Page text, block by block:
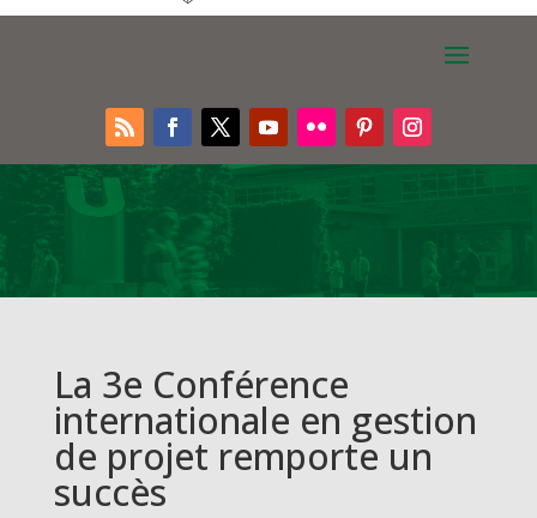
La 3e Conférence
internationale en gestion
de projet remporte un
succès